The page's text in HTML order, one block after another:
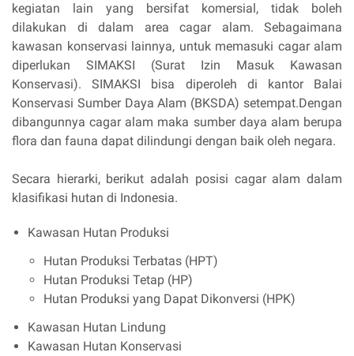
kegiatan lain yang bersifat komersial, tidak boleh
dilakukan di dalam area cagar alam. Sebagaimana
kawasan konservasi lainnya, untuk memasuki cagar alam
diperlukan SIMAKSI (Surat Izin Masuk Kawasan
Konservasi). SIMAKSI bisa diperoleh di kantor Balai
Konservasi Sumber Daya Alam (BKSDA) setempat.Dengan
dibangunnya cagar alam maka sumber daya alam berupa
flora dan fauna dapat dilindungi dengan baik oleh negara.
Secara hierarki, berikut adalah posisi cagar alam dalam
klasifikasi hutan di Indonesia.
Kawasan Hutan Produksi
Hutan Produksi Terbatas (HPT)
Hutan Produksi Tetap (HP)
Hutan Produksi yang Dapat Dikonversi (HPK)
Kawasan Hutan Lindung
Kawasan Hutan Konservasi